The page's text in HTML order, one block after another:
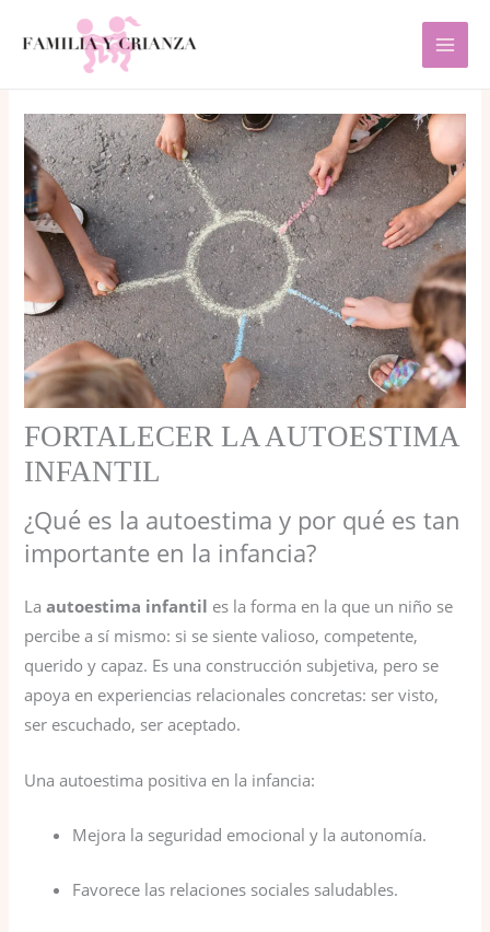
FORTALECER LA AUTOESTIMA
INFANTIL
¿Qué es la autoestima y por qué es tan
importante en la infancia?
Laautoestima infantil es la forma en la que un niño se
percibe a sí mismo: si se siente valioso, competente,
querido y capaz. Es una construcción subjetiva, pero se
apoya en experiencias relacionales concretas: ser visto,
ser escuchado, ser aceptado.
Una autoestima positiva en la infancia:
Mejora la seguridad emocional y la autonomía.
Favorece las relaciones sociales saludables.